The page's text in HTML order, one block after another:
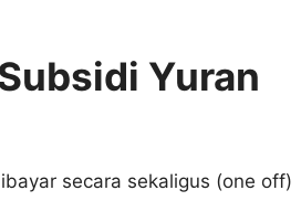
Yuran
secara sekaligus (one off)